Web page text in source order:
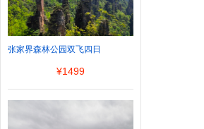
张家界森林公园双飞四日
¥1499